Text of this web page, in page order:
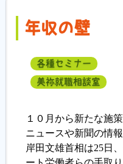
相談室とは？
利用者の声
求人情報検索
各種セミナー
年収の壁
各種セミナー
美祢就職相談室
１０月から新たな施
ニュースや新聞の情
岸田文雄首相は25日